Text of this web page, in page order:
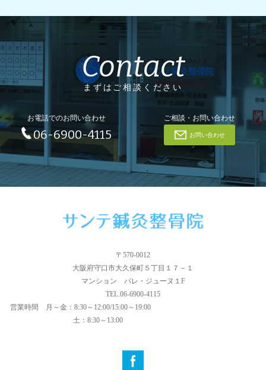
Contact
まずはご相談ください
お電話でのお問い合わせ
06-6900-4115
ご相談・お問い合わせ
お問い合わせ
〒570-0012
大阪府守口市大久保町５丁目１７－１
マンション パレ・ジューヌ１F
TEL.06-6900-4115
営業時間
月～金：8:30～12:00/15:00～19:00
土：8:30～13:00